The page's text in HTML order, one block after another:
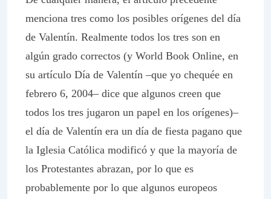
menciona tres como los posibles orígenes del día
de Valentín. Realmente todos los tres son en
algún grado correctos (y World Book Online, en
su artículo Día de Valentín –que yo chequée en
febrero 6, 2004– dice que algunos creen que
todos los tres jugaron un papel en los orígenes)–
el día de Valentín era un día de fiesta pagano que
la Iglesia Católica modificó y que la mayoría de
los Protestantes abrazan, por lo que es
probablemente por lo que algunos europeos